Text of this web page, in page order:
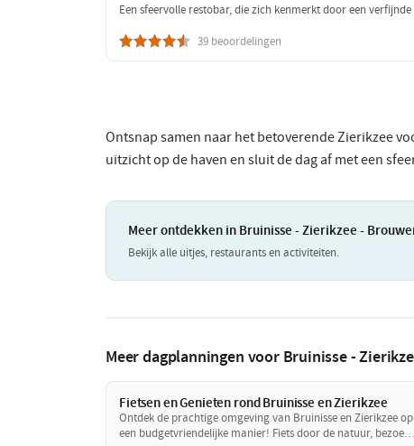
Een sfeervolle restobar, die zich kenmerkt door een
39 beoordelingen
Ontsnap samen naar het betoverende Zierikzee
uitzicht op de haven en sluit de dag af met een
Meer ontdekken in Bruinisse - Zierikzee -
Bekijk alle uitjes, restaurants en activiteiten.
Meer dagplanningen voor Bruinisse -
Fietsen en Genieten rond Bruinisse en Zierikzee
Ontdek de prachtige omgeving van Bruinisse en Zierikzee op
een budgetvriendelijke manier! Fiets door de natuur, bezoek